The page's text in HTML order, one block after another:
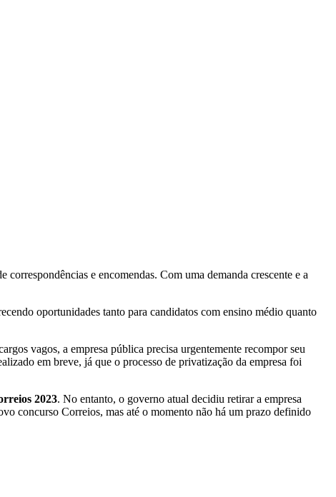
e encomendas. Com uma demanda crescente e a
oportunidades tanto para candidatos com ensino médio quanto
vagos, a empresa pública precisa urgentemente recompor seu
em breve, já que o processo de privatização da empresa foi
2023. No entanto, o governo atual decidiu retirar a empresa
concurso Correios, mas até o momento não há um prazo definido